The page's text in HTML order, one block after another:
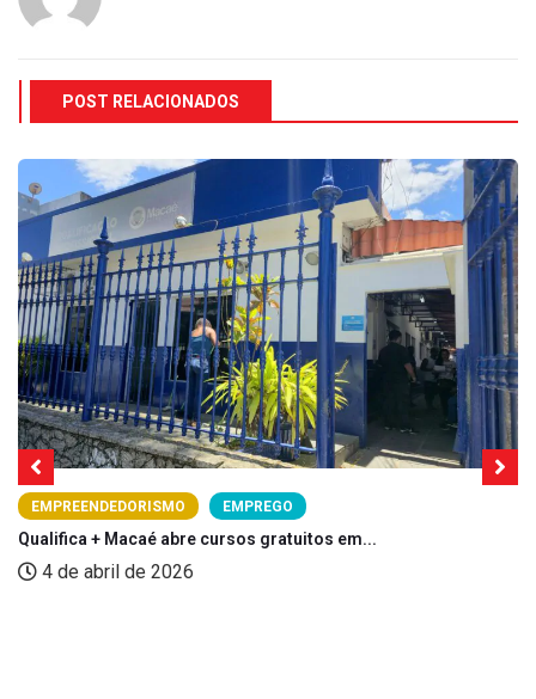
POST RELACIONADOS
EMPREENDEDORISMO EMPREGO
Qualifica + Macaé abre cursos gratuitos em...
4 de abril de 2026